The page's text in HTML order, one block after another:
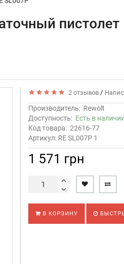
пистолет
2 отзывов /
Производитель: Rewolt
Доступность: Есть в наличии
Код товара: 22616-77
Артикул: RE SL007P 1
1 571 грн
В КОРЗИНУ